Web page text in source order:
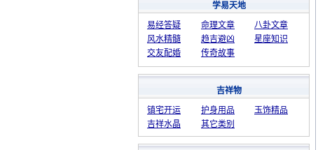
学易天地
易经答疑
命理文章
八卦文章
风水精髓
趋吉避凶
星座知识
交友配婚
传奇故事
吉祥物
镇宅开运
护身用品
玉饰精品
吉祥水晶
其它类别